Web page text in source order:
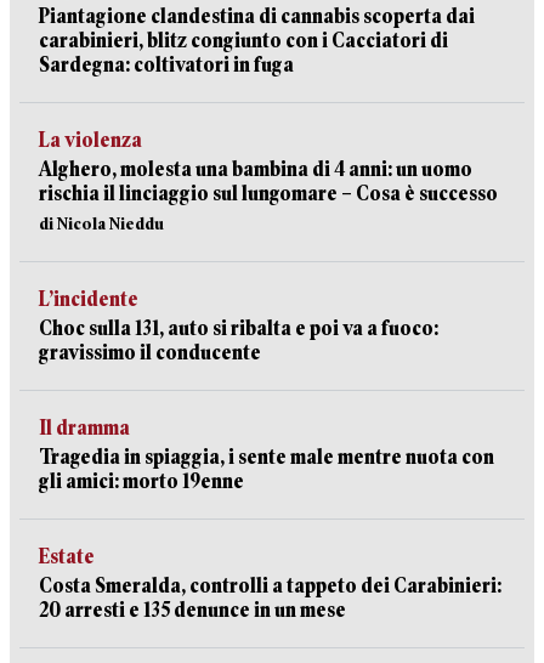
Piantagione clandestina di cannabis scoperta dai
carabinieri, blitz congiunto con i Cacciatori di
Sardegna: coltivatori in fuga
La violenza
Alghero, molesta una bambina di 4 anni: un uomo
rischia il linciaggio sul lungomare – Cosa è successo
di Nicola Nieddu
L’incidente
Choc sulla 131, auto si ribalta e poi va a fuoco:
gravissimo il conducente
Il dramma
Tragedia in spiaggia, i sente male mentre nuota con
gli amici: morto 19enne
Estate
Costa Smeralda, controlli a tappeto dei Carabinieri:
20 arresti e 135 denunce in un mese